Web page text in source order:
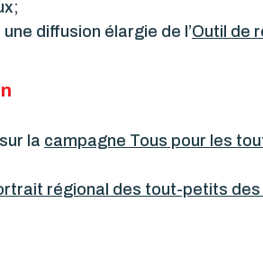
diffusion élargie de l’Outil de
la campagne Tous pour les
régional des tout-petits des